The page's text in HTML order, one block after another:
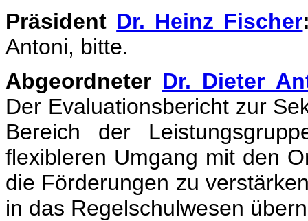
Präsident Dr. Heinz Fischer
Antoni, bitte.
Abgeordneter Dr. Dieter
Der Evaluationsbericht zur
Bereich der
flexibleren Umgang mit den
die Förderungen zu
in das Regelschulwesen